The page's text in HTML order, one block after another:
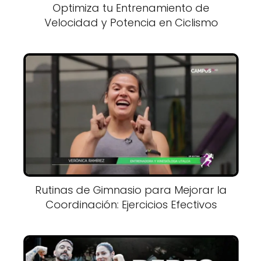
Optimiza tu Entrenamiento de
Velocidad y Potencia en Ciclismo
Rutinas de Gimnasio para Mejorar la
Coordinación: Ejercicios Efectivos